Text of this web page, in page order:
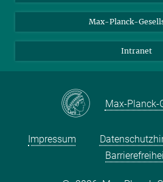
Schulen
Studierende
YouTube
Max-Planck-
Intranet
Max-Planck-
Impressum